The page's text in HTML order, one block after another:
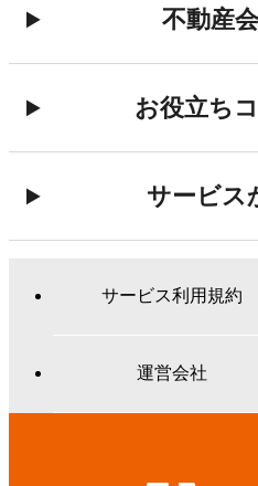
不動産
お役立ち
サービス
サービス利用規約
運営会社